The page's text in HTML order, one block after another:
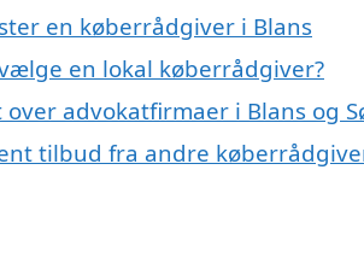
en køberrådgiver i Blans
en lokal køberrådgiver?
over advokatfirmaer i Blans og
tilbud fra andre